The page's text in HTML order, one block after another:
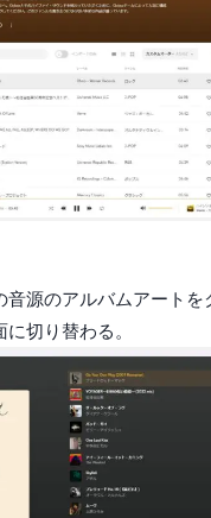
源のアルバムアートを
切り替わる。